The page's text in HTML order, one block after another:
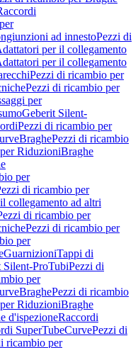
ad innestoPezzi di
per il collegamento
per il collegamento
Pezzi di ricambio per
Pezzi di ricambio per
per
Geberit Silent-
Pezzi di ricambio per
BraghePezzi di ricambio
RiduzioniBraghe
per
di ricambio per
collegamento ad altri
di ricambio per
Pezzi di ricambio per
per
GuarnizioniTappi di
Silent-ProTubiPezzi di
per
BraghePezzi di ricambio
RiduzioniBraghe
d'ispezioneRaccordi
SuperTubeCurvePezzi di
ricambio per